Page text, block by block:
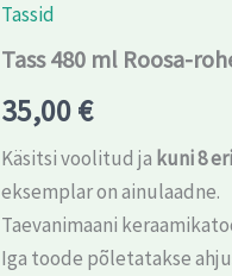
Tassid
Tass 480 ml Roosa-
35,00€
Käsitsi voolitud ja kuni 8
eksemplar on ainulaadne.
Taevanimaani
Iga toode põletatakse
Tass
ml
roheline
läbipaistev)
kogus